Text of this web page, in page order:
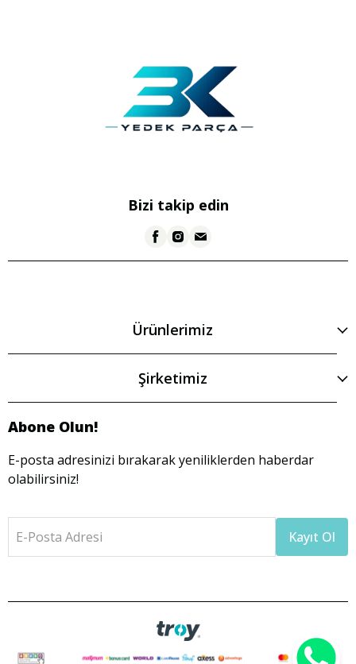
Bizi takip edin
Ürünlerimiz
Şirketimiz
Abone Olun!
E-posta adresinizi bırakarak yeniliklerden haberdar
olabilirsiniz!
E-Posta Adresi Kayıt Ol